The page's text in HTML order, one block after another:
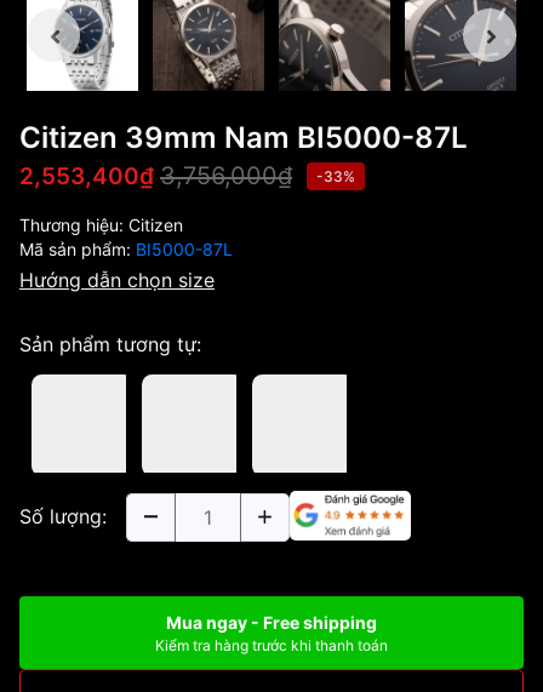
Citizen 39mm Nam BI5000-87L
2,553,400₫ 3,756,000₫ -33%
Thương hiệu: Citizen
Mã sản phẩm: BI5000-87L
Hướng dẫn chọn size
Sản phẩm tương tự:
Số lượng:
Mua ngay - Free shipping
Kiểm tra hàng trước khi thanh toán